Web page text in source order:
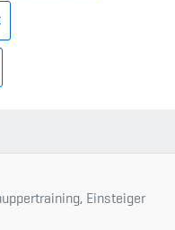
Einsteiger